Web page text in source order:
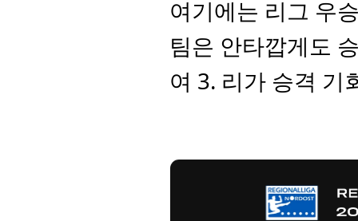
여기에는 리그 우
팀은 안타깝게도
여 3. 리가 승격 기